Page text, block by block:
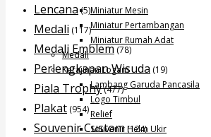
Miniatur Mesin
Miniatur Pertambangan
Miniatur Rumah Adat
Medali
Kerajinan Logam
Lambang Garuda Pancasila
Logo Timbul
Relief
Souvenir Helm Ukir
Lencana (5)
Medali (117)
Medali Emblem (78)
Perlengkapan Wisuda (19)
Piala Trophy(477)
Plakat (954)
Souvenir Custom(124)